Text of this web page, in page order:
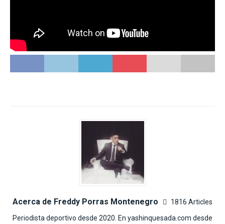
Acerca de Freddy Porras Montenegro
1816 Articles
Periodista deportivo desde 2020. En yashinquesada.com desde